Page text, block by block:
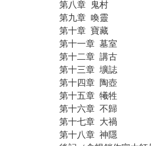
第八章 鬼村
第九章 喚靈
第十章 寶藏
第十一章 墓室
第十二章 講古
第十三章 壙誌
第十四章 陶壺
第十五章 犧牲
第十六章 不歸
第十七章 大禍
第十八章 神隱